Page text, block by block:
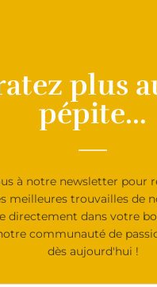
plus
pépite...
à notre newsletter pour
meilleures trouvailles de
directement dans votre
communauté de
dès aujourd'hui !